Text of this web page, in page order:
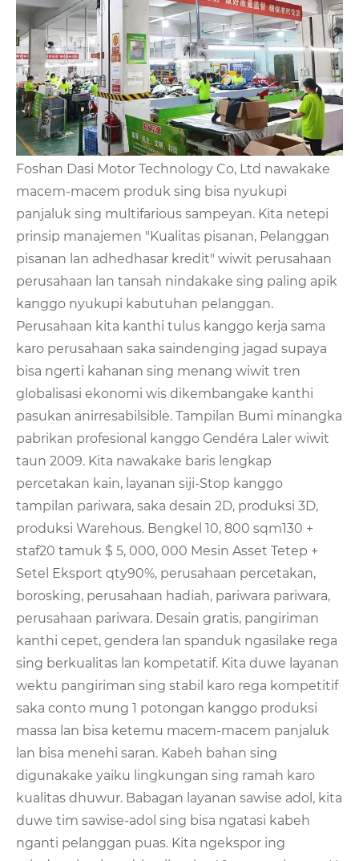
Foshan Dasi Motor Technology Co, Ltd nawakake
macem-macem produk sing bisa nyukupi
panjaluk sing multifarious sampeyan. Kita netepi
prinsip manajemen "Kualitas pisanan, Pelanggan
pisanan lan adhedhasar kredit" wiwit perusahaan
perusahaan lan tansah nindakake sing paling apik
kanggo nyukupi kabutuhan pelanggan.
Perusahaan kita kanthi tulus kanggo kerja sama
karo perusahaan saka saindenging jagad supaya
bisa ngerti kahanan sing menang wiwit tren
globalisasi ekonomi wis dikembangake kanthi
pasukan anirresabilsible. Tampilan Bumi minangka
pabrikan profesional kanggo Gendéra Laler wiwit
taun 2009. Kita nawakake baris lengkap
percetakan kain, layanan siji-Stop kanggo
tampilan pariwara, saka desain 2D, produksi 3D,
produksi Warehous. Bengkel 10, 800 sqm130 +
staf20 tamuk $ 5, 000, 000 Mesin Asset Tetep +
Setel Eksport qty90%, perusahaan percetakan,
borosking, perusahaan hadiah, pariwara pariwara,
perusahaan pariwara. Desain gratis, pangiriman
kanthi cepet, gendera lan spanduk ngasilake rega
sing berkualitas lan kompetatif. Kita duwe layanan
wektu pangiriman sing stabil karo rega kompetitif
saka conto mung 1 potongan kanggo produksi
massa lan bisa ketemu macem-macem panjaluk
lan bisa menehi saran. Kabeh bahan sing
digunakake yaiku lingkungan sing ramah karo
kualitas dhuwur. Babagan layanan sawise adol, kita
duwe tim sawise-adol sing bisa ngatasi kabeh
nganti pelanggan puas. Kita ngekspor ing